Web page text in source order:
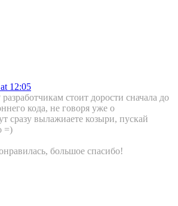
12:05
стоит дорости сначала до
кода, не говоря уже о
сразу вылажиаете козыри, пускай
=)
большое спасибо!